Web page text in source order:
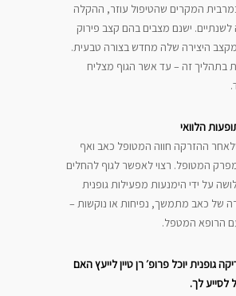
המקרים שהטיפול עוזר, ההקלה
ישנם מצבים בהם קצב פירוק
היצירה שלה מחדש בצורה טבעית.
בתהליך זה – עד אשר הגוף מצליח
הלוואי
ההזרקה חווה המטופל כאב ואף
המטופל. רצוי לאפשר לגוף להחלים
על ידי הימנעות מפעילות גופנית
של כאב מתמשך, נפיחות או נוקשות –
הרופא המטפל.
גופנית יוכל פרופ׳ רן טיין לייעץ האם
לסייע לך.